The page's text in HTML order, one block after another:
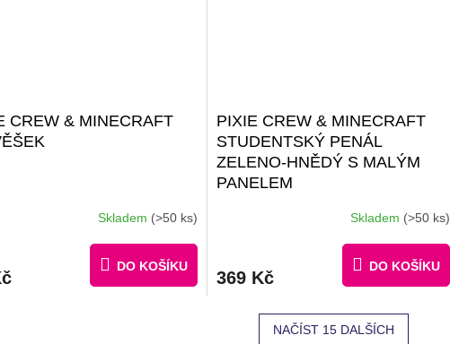
CREW & MINECRAFT
Skladem (>50 ks)
DO KOŠÍKU
PIXIE CREW & MINECRAFT
STUDENTSKÝ PENÁL
ZELENO-HNĚDÝ S MALÝM
PANELEM
Skladem (>50 ks)
369 Kč
DO KOŠÍKU
NAČÍST 15 DALŠÍCH